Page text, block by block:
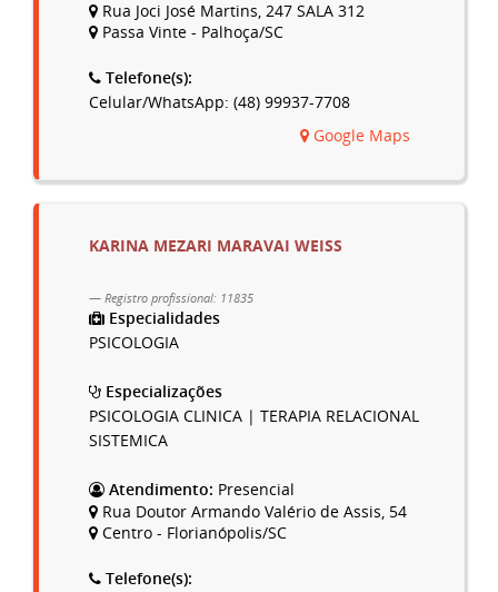
Rua Joci José Martins, 247 SALA 312
Passa Vinte - Palhoça/SC
Telefone(s):
Celular/WhatsApp: (48) 99937-7708
Google Maps
KARINA MEZARI MARAVAI WEISS
Registro profissional: 11835
Especialidades
PSICOLOGIA
Especializações
PSICOLOGIA CLINICA | TERAPIA RELACIONAL
SISTEMICA
Atendimento: Presencial
Rua Doutor Armando Valério de Assis, 54
Centro - Florianópolis/SC
Telefone(s):